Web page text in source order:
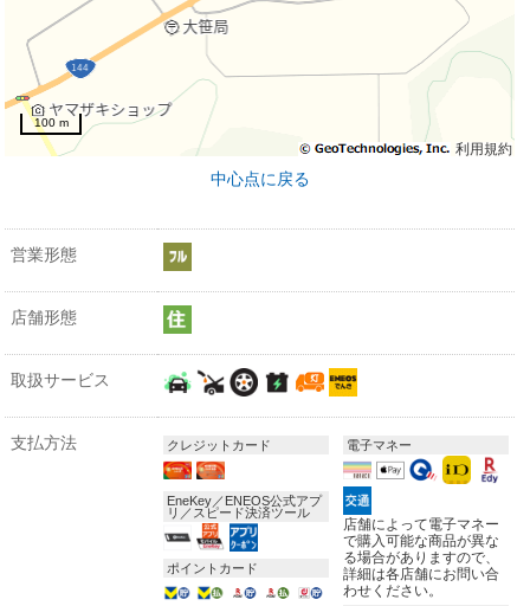
利用規約
100 m
中心点に戻る
営業形態
店舗形態
取扱サービス
支払方法 クレジットカード
EneKey／ENEOS公式アプ
リ／スピード決済ツール
ポイントカード
電子マネー
店舗によって電子マネー
で購入可能な商品が異な
る場合がありますので、
詳細は各店舗にお問い合
わせください。